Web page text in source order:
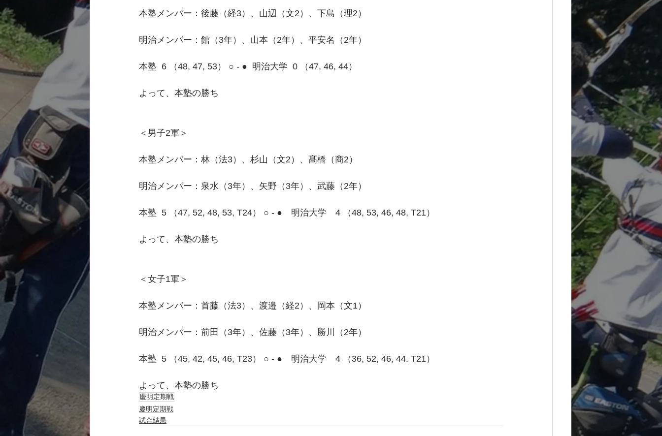
本塾メンバー：後藤（経3）、山辺（文2）、下島（理2）
明治メンバー：館（3年）、山本（2年）、平安名（2年）
本塾  6 （48, 47, 53） ○ - ●  明治大学  0 （47, 46, 44）
よって、本塾の勝ち
＜男子2軍＞
本塾メンバー：林（法3）、杉山（文2）、髙橋（商2）
明治メンバー：泉水（3年）、矢野（3年）、武藤（2年）
本塾  5 （47, 52, 48, 53, T24） ○ - ●　明治大学　4 （48, 53, 46, 48, T21）
よって、本塾の勝ち
＜女子1軍＞
本塾メンバー：首藤（法3）、渡邉（経2）、岡本（文1）
明治メンバー：前田（3年）、佐藤（3年）、勝川（2年）
本塾  5 （45, 42, 45, 46, T23） ○ - ●　明治大学　4 （36, 52, 46, 44. T21）
よって、本塾の勝ち
慶明定期戦
慶明定期戦
試合結果